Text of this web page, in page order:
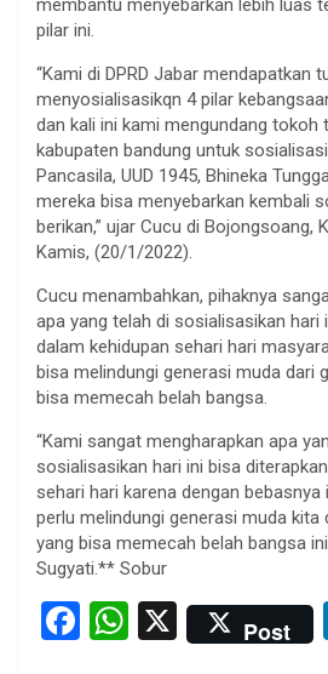
membantu menyebarkan lebih luas
pilar ini.
“Kami di DPRD Jabar mendapatkan
menyosialisasikqn 4 pilar
dan kali ini kami mengundang tokoh
kabupaten bandung untuk
Pancasila, UUD 1945, Bhineka
mereka bisa menyebarkan kembali
berikan,” ujar Cucu di Bojongsoang,
Kamis, (20/1/2022).
Cucu menambahkan, pihaknya
apa yang telah di sosialisasikan hari
dalam kehidupan sehari hari
bisa melindungi generasi muda dari
bisa memecah belah bangsa.
“Kami sangat mengharapkan apa
sosialisasikan hari ini bisa
sehari hari karena dengan
perlu melindungi generasi muda kita
yang bisa memecah belah bangsa
Sugyati.** Sobur
F
W X Post